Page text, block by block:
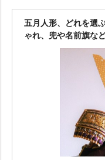
五月人形、どれを選
ゃれ、兜や名前旗な